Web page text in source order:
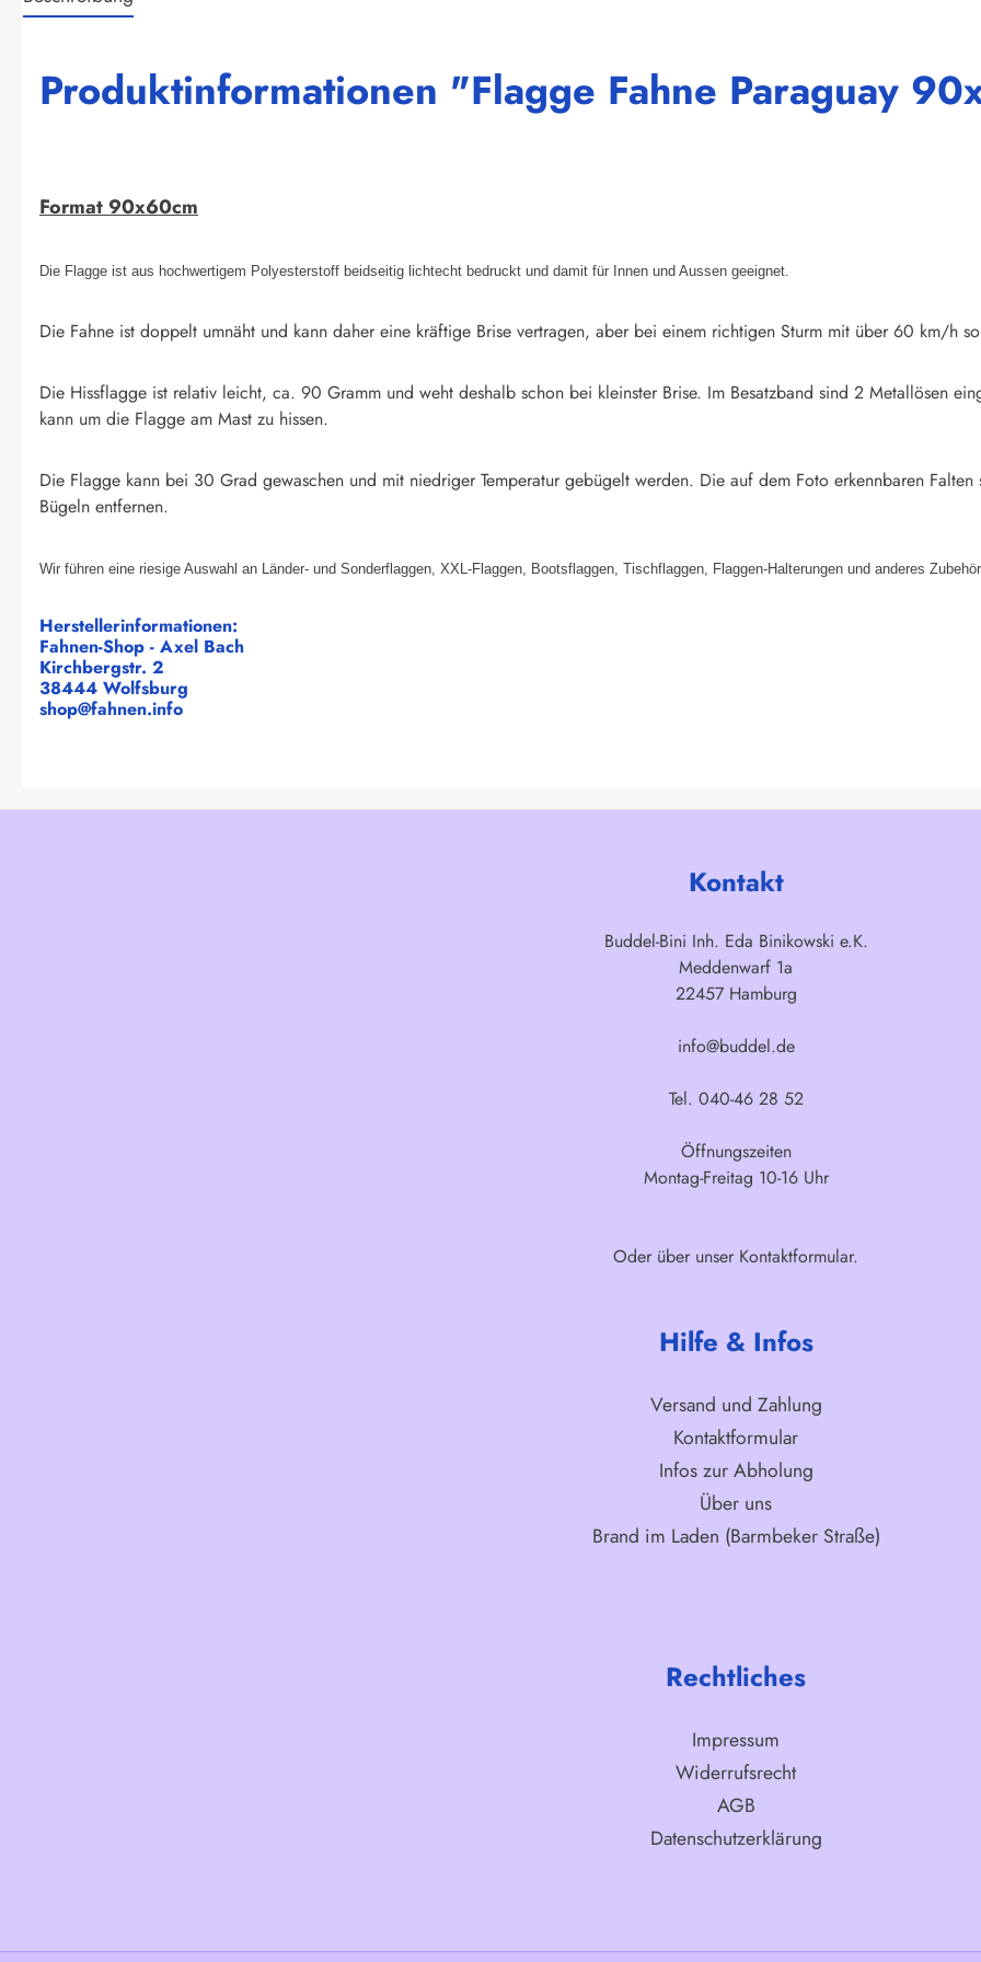
Produktinformationen "Flagge Fahne Paraguay
Format 90x60cm
Die Flagge ist aus hochwertigem Polyesterstoff beidseitig lichtecht bedruckt und damit für Innen und Aussen geeignet.
Die Fahne ist doppelt umnäht und kann daher eine kräftige Brise vertragen, aber bei einem richtigen Sturm mit über 60 km/h
Die Hissflagge ist relativ leicht, ca. 90 Gramm und weht deshalb schon bei kleinster Brise. Im Besatzband sind 2 Metallösen
kann um die Flagge am Mast zu hissen.
Die Flagge kann bei 30 Grad gewaschen und mit niedriger Temperatur gebügelt werden. Die auf dem Foto erkennbaren
Bügeln entfernen.
Wir führen eine riesige Auswahl an Länder- und Sonderflaggen, XXL-Flaggen, Bootsflaggen, Tischflaggen, Flaggen-Halterungen und anderes
Herstellerinformationen:
Fahnen-Shop - Axel Bach
Kirchbergstr. 2
38444 Wolfsburg
shop@fahnen.info
Kontakt
Buddel-Bini Inh. Eda Binikowski e.K.
Meddenwarf 1a
22457 Hamburg
info@buddel.de
Tel. 040-46 28 52
Öffnungszeiten
Montag-Freitag 10-16 Uhr
Oder über unser Kontaktformular.
Hilfe & Infos
Versand und Zahlung
Kontaktformular
Infos zur Abholung
Über uns
Brand im Laden (Barmbeker Straße)
Rechtliches
Impressum
Widerrufsrecht
AGB
Datenschutzerklärung